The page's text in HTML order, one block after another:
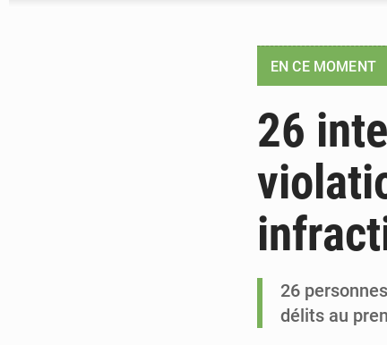
EN CE MOMENT
26
26
délits au